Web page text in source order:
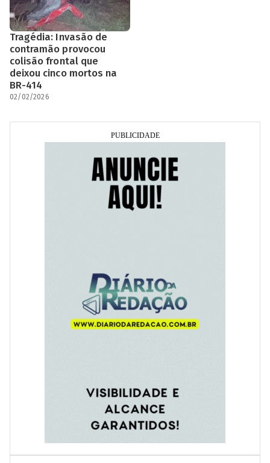
Tragédia: Invasão de
contramão provocou
colisão frontal que
deixou cinco mortos na
BR-414
02/02/2026